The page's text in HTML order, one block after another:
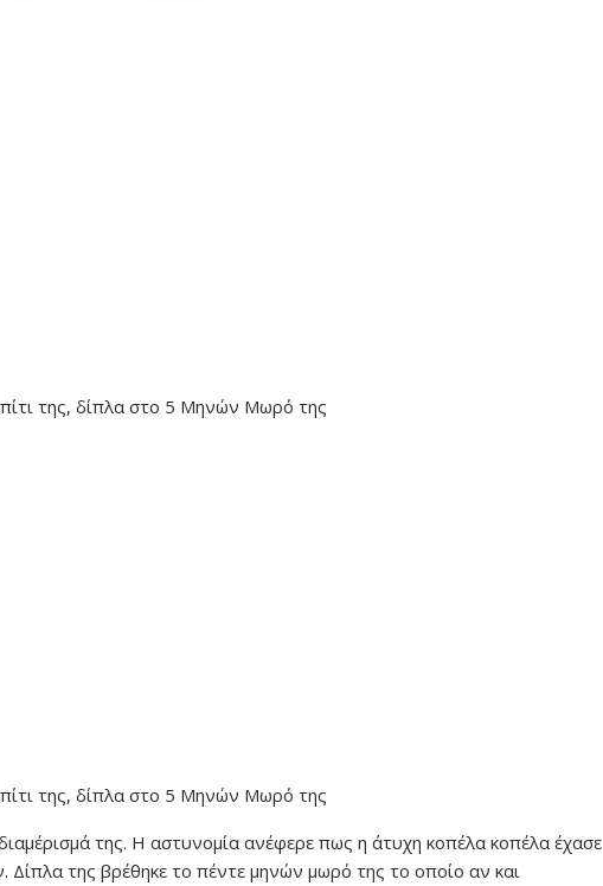
της, δίπλα στο 5 Μηνών Μωρό της
της, δίπλα στο 5 Μηνών Μωρό της
της. Η αστυνομία ανέφερε πως η άτυχη κοπέλα κοπέλα έχασε
της βρέθηκε το πέντε μηνών μωρό της το οποίο αν και